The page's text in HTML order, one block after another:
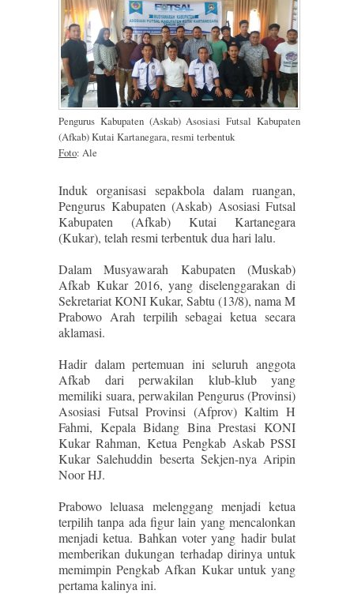
Pengurus Kabupaten (Askab) Asosiasi Futsal Kabupaten
(Afkab) Kutai Kartanegara, resmi terbentuk
Foto: Ale
Induk organisasi sepakbola dalam ruangan,
Pengurus Kabupaten (Askab) Asosiasi Futsal
Kabupaten (Afkab) Kutai Kartanegara
(Kukar), telah resmi terbentuk dua hari lalu.
Dalam Musyawarah Kabupaten (Muskab)
Afkab Kukar 2016, yang diselenggarakan di
Sekretariat KONI Kukar, Sabtu (13/8), nama M
Prabowo Arah terpilih sebagai ketua secara
aklamasi.
Hadir dalam pertemuan ini seluruh anggota
Afkab dari perwakilan klub-klub yang
memiliki suara, perwakilan Pengurus (Provinsi)
Asosiasi Futsal Provinsi (Afprov) Kaltim H
Fahmi, Kepala Bidang Bina Prestasi KONI
Kukar Rahman, Ketua Pengkab Askab PSSI
Kukar Salehuddin beserta Sekjen-nya Aripin
Noor HJ.
Prabowo leluasa melenggang menjadi ketua
terpilih tanpa ada figur lain yang mencalonkan
menjadi ketua. Bahkan voter yang hadir bulat
memberikan dukungan terhadap dirinya untuk
memimpin Pengkab Afkan Kukar untuk yang
pertama kalinya ini.